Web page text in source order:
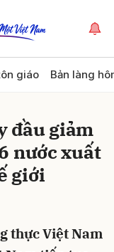
giáo Bản làng
đầu giảm
nước xuất
giới
thực Việt Nam